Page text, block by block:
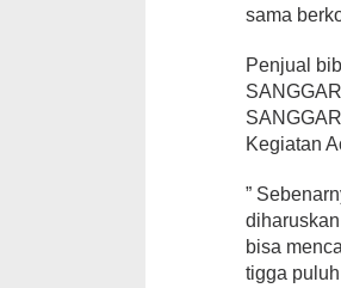
sama
Penjual
Kegiatan
”
bisa
tigga